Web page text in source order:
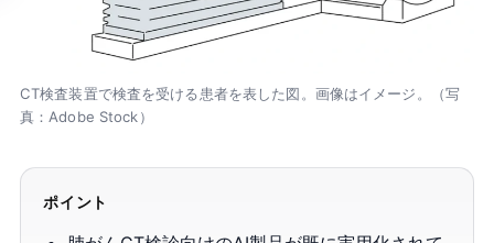
CT検査装置で検査を受ける患者を表した図。画像はイメージ。（写
真：Adobe Stock）
ポイント